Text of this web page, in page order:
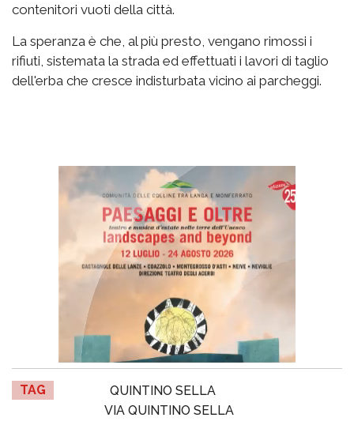
contenitori vuoti della città.
La speranza è che, al più presto, vengano rimossi i
rifiuti, sistemata la strada ed effettuati i lavori di taglio
dell'erba che cresce indisturbata vicino ai parcheggi.
TAG
QUINTINO SELLA
VIA QUINTINO SELLA